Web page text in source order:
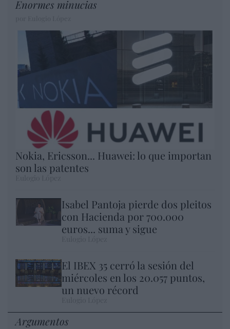
Enormes minucias
Nokia, Ericsson... Huawei: lo que importan
son las patentes
Isabel Pantoja pierde dos pleitos
con Hacienda por 700.000
euros... suma y sigue
El IBEX 35 cerró la sesión del
miércoles en los 20.057 puntos,
un nuevo récord
Argumentos